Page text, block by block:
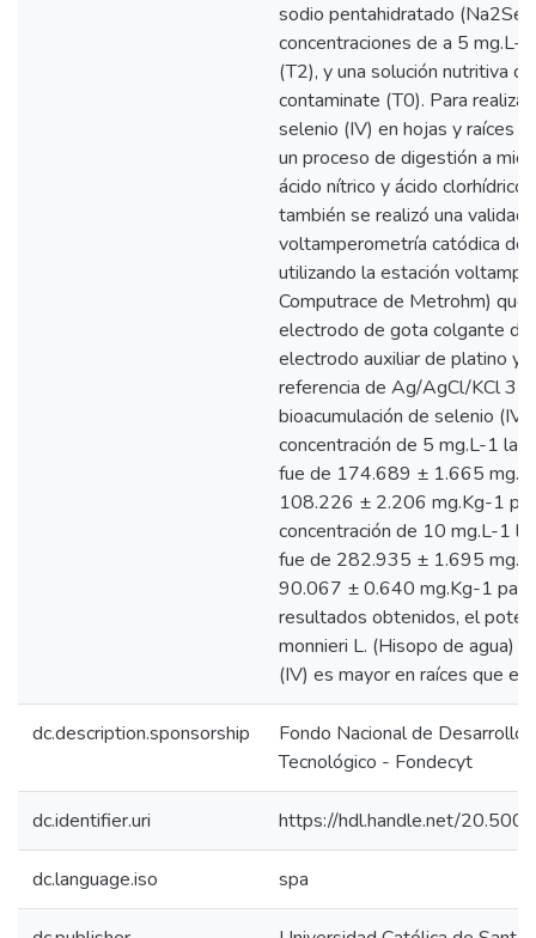
sodio pentahidratado
concentraciones de a 5 mg.L-
(T2), y una solución nutritiva
contaminate (T0). Para
selenio (IV) en hojas y raíces
un proceso de digestión a
ácido nítrico y ácido clorhídrico
también se realizó una
voltamperometría catódica de
utilizando la estación
Computrace de Metrohm) que
electrodo de gota colgante de
electrodo auxiliar de platino y
referencia de Ag/AgCl/KCl 3
bioacumulación de selenio
concentración de 5 mg.L-1 la
fue de 174.689 ± 1.665
108.226 ± 2.206 mg.Kg-1
concentración de 10 mg.L-1 la
fue de 282.935 ± 1.695
90.067 ± 0.640 mg.Kg-1 para
resultados obtenidos, el
monnieri L. (Hisopo de agua)
(IV) es mayor en raíces que en
dc.description.sponsorship
Fondo Nacional de Desarrollo
Tecnológico - Fondecyt
dc.identifier.uri https://hdl.handle.net/
dc.language.iso spa